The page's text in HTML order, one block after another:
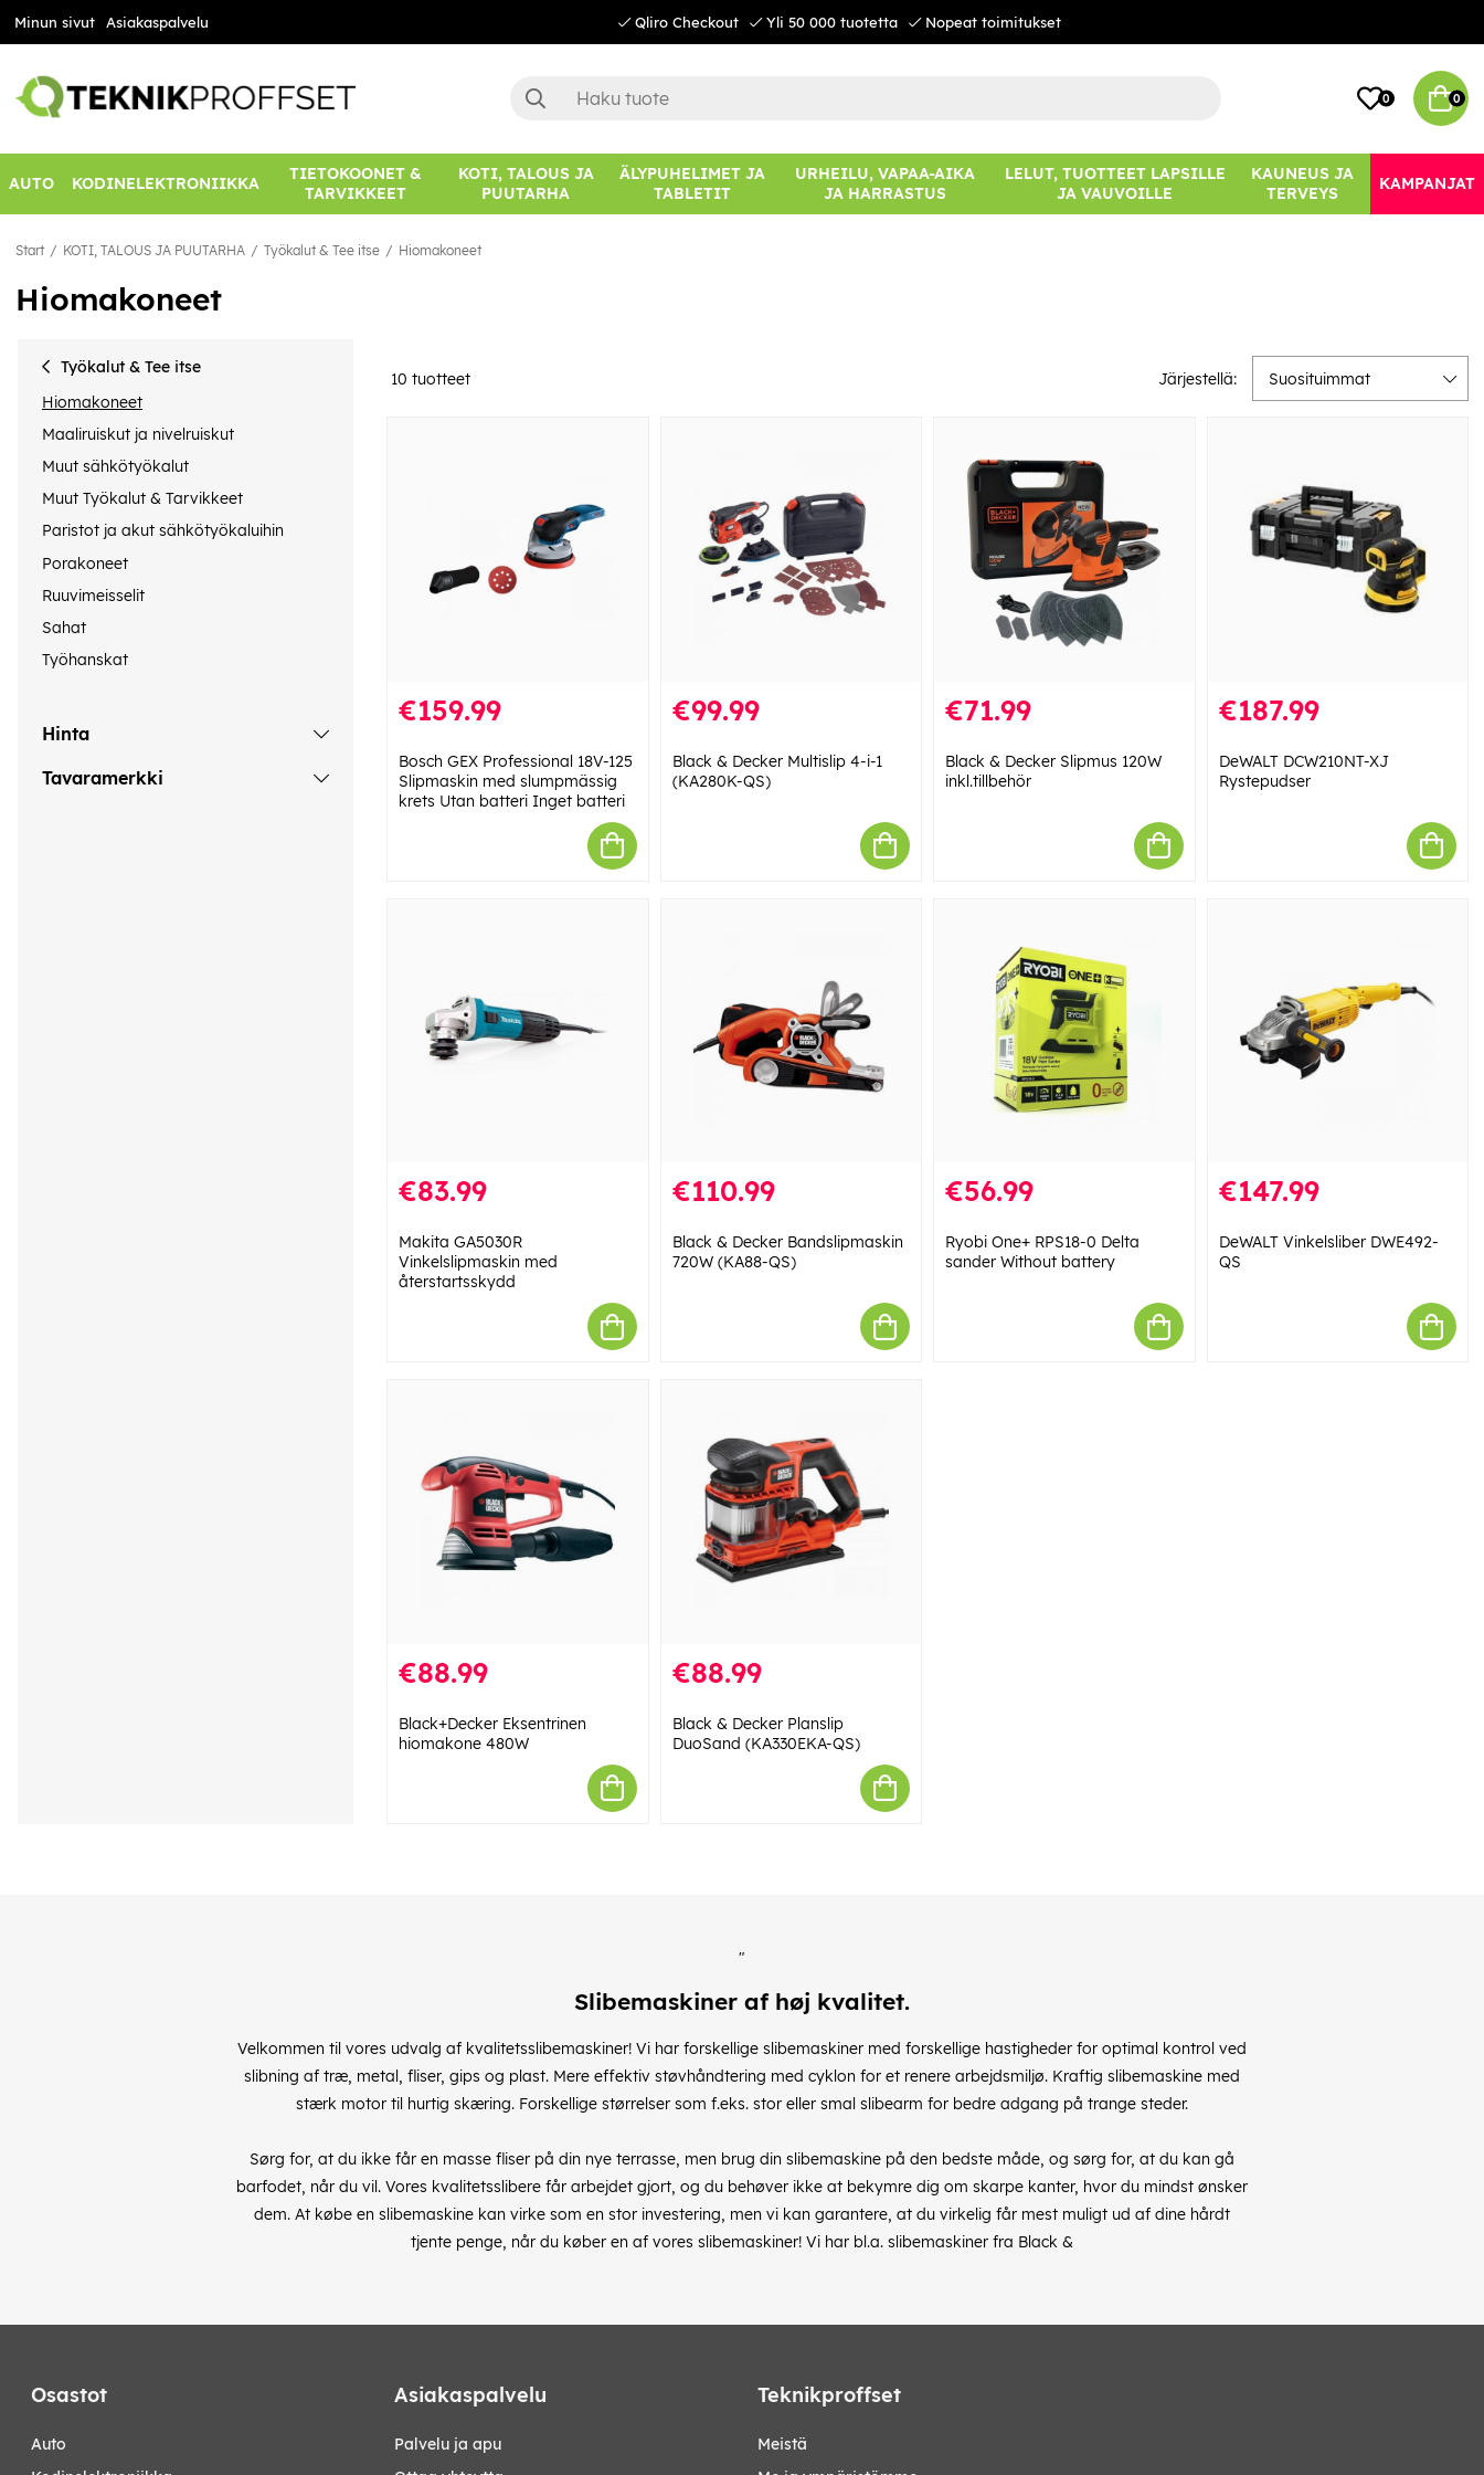
Minun sivut Asiakaspalvelu Qliro Checkout Yli 50 000 tuotetta Nopeat toimitukset
0 0
AUTO KODINELEKTRONIIKKA
TIETOKOONET &
TARVIKKEET
KOTI, TALOUS JA
PUUTARHA
ÄLYPUHELIMET JA
TABLETIT
URHEILU, VAPAA-AIKA
JA HARRASTUS
LELUT, TUOTTEET LAPSILLE
JA VAUVOILLE
KAUNEUS JA
TERVEYS
KAMPANJAT
Start KOTI, TALOUS JA PUUTARHA Työkalut & Tee itse Hiomakoneet
Hiomakoneet
Työkalut & Tee itse
Hiomakoneet
Maaliruiskut ja nivelruiskut
Muut sähkötyökalut
Muut Työkalut & Tarvikkeet
Paristot ja akut sähkötyökaluihin
Porakoneet
Ruuvimeisselit
Sahat
Työhanskat
Hinta
Tavaramerkki
10 tuotteet Järjestellä: Suosituimmat
€159.99
Bosch GEX Professional 18V-125
Slipmaskin med slumpmässig
krets Utan batteri Inget batteri
€99.99
Black & Decker Multislip 4-i-1
(KA280K-QS)
€71.99
Black & Decker Slipmus 120W
inkl.tillbehör
€187.99
DeWALT DCW210NT-XJ
Rystepudser
€83.99
Makita GA5030R
Vinkelslipmaskin med
återstartsskydd
€110.99
Black & Decker Bandslipmaskin
720W (KA88-QS)
€56.99
Ryobi One+ RPS18-0 Delta
sander Without battery
€147.99
DeWALT Vinkelsliber DWE492-
QS
€88.99
Black+Decker Eksentrinen
hiomakone 480W
€88.99
Black & Decker Planslip
DuoSand (KA330EKA-QS)
"
Slibemaskiner af høj kvalitet.
Velkommen til vores udvalg af kvalitetsslibemaskiner! Vi har forskellige slibemaskiner med forskellige hastigheder for optimal kontrol ved
slibning af træ, metal, fliser, gips og plast. Mere effektiv støvhåndtering med cyklon for et renere arbejdsmiljø. Kraftig slibemaskine med
stærk motor til hurtig skæring. Forskellige størrelser som f.eks. stor eller smal slibearm for bedre adgang på trange steder.
Sørg for, at du ikke får en masse fliser på din nye terrasse, men brug din slibemaskine på den bedste måde, og sørg for, at du kan gå
barfodet, når du vil. Vores kvalitetsslibere får arbejdet gjort, og du behøver ikke at bekymre dig om skarpe kanter, hvor du mindst ønsker
dem. At købe en slibemaskine kan virke som en stor investering, men vi kan garantere, at du virkelig får mest muligt ud af dine hårdt
tjente penge, når du køber en af vores slibemaskiner! Vi har bl.a. slibemaskiner fra Black &
Osastot
auto
Asiakaspalvelu
Palvelu ja apu
Teknikproffset
Meistä